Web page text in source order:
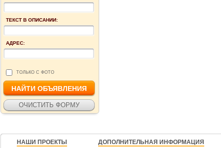
ТЕКСТ В ОПИСАНИИ:
АДРЕС:
ТОЛЬКО С ФОТО
НАШИ ПРОЕКТЫ
ДОПОЛНИТЕЛЬНАЯ ИНФОРМАЦИЯ